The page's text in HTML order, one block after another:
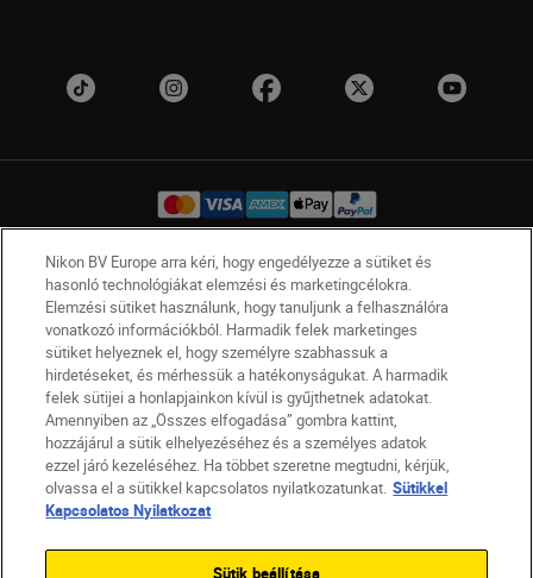
HU Nikon Sites
Lépjen kapcsolatba velünk
Adatvédelmi nyilatkozat
Jogi nyilatkozat
Nikon Store szerződési feltételek
Sütikkel kapcsolatos nyilatkozat
Akadálymentesség
Sütikre vonatkozó beállítások
© 2026 Nikon
Nikon BV Europe arra kéri, hogy engedélyezze a sütiket és
hasonló technológiákat elemzési és marketingcélokra.
Elemzési sütiket használunk, hogy tanuljunk a felhasználóra
vonatkozó információkból. Harmadik felek marketinges
sütiket helyeznek el, hogy személyre szabhassuk a
hirdetéseket, és mérhessük a hatékonyságukat. A harmadik
felek sütijei a honlapjainkon kívül is gyűjthetnek adatokat.
Amennyiben az „Összes elfogadása” gombra kattint,
hozzájárul a sütik elhelyezéséhez és a személyes adatok
ezzel járó kezeléséhez. Ha többet szeretne megtudni, kérjük,
olvassa el a sütikkel kapcsolatos nyilatkozatunkat. Sütikkel
Kapcsolatos Nyilatkozat
Sütik beállítása